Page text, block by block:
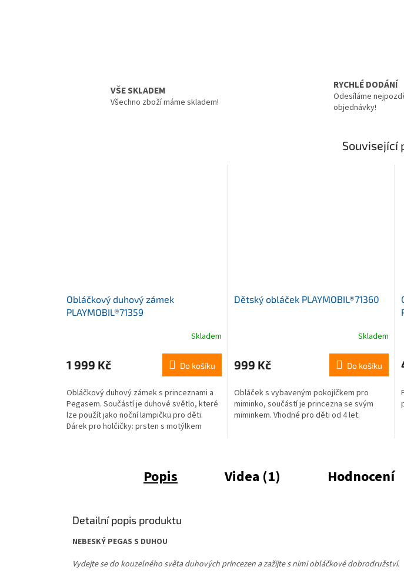
VŠE SKLADEM
Všechno zboží máme skladem!
RYCHLÉ DODÁNÍ
Odesíláme
objednávky!
Související
Obláčkový duhový zámek
PLAYMOBIL®71359
produktu
je
z
5
hvězdiček.
Skladem
1 999 Kč Do košíku
Obláčkový duhový zámek s princeznami a
Pegasem. Součástí je duhové světlo, které
lze použít jako noční lampičku pro děti.
Dárek pro holčičky: prsten s motýlkem
Dětský obláček PLAYMOBIL®71360
Skladem
999 Kč Do košíku
Obláček s vybaveným pokojíčkem pro
miminko, součástí je princezna se svým
miminkem. Vhodné pro děti od 4 let.
z
5
Popis Videa (1) Hodnocení
Detailní popis produktu
NEBESKÝ PEGAS S DUHOU
Vydejte se do kouzelného světa duhových princezen a zažijte s nimi obláčkové dobrodružství.